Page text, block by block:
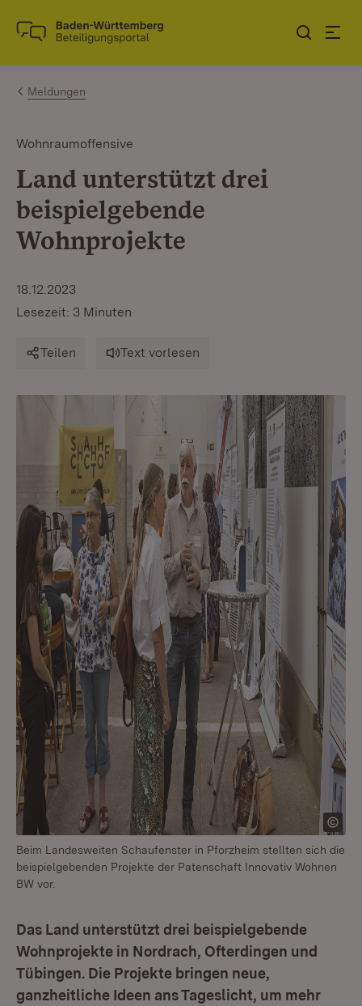
Zum Inhalt springen
Link zur Startseite
Meldungen
Wohnraumoffensive
Land unterstützt drei
beispielgebende
Wohnprojekte
18.12.2023
Lesezeit: 3 Minuten
Teilen Text vorlesen
Beim Landesweiten Schaufenster in Pforzheim stellten sich die
beispielgebenden Projekte der Patenschaft Innovativ Wohnen
BW vor.
Das Land unterstützt drei beispielgebende
Wohnprojekte in Nordrach, Ofterdingen und
Tübingen. Die Projekte bringen neue,
ganzheitliche Ideen ans Tageslicht, um mehr